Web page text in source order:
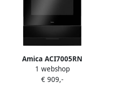
Amica ACI7005RN
Inductiefornuis met
aangesloten 3 Fase Perilex
1 webshop
€ 909,-